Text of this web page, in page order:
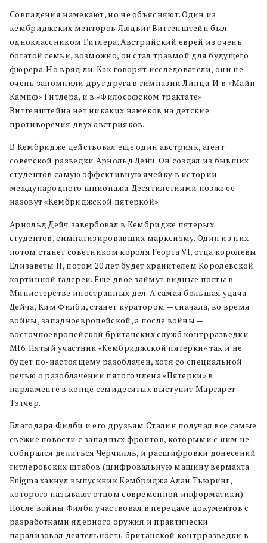
Совпадения намекают, но не объясняют. Один из
кембриджских менторов Людвиг Витгенштейн был
одноклассником Гитлера. Австрийский еврей из очень
богатой семьи, возможно, он стал травмой для будущего
фюрера. Но вряд ли. Как говорят исследователи, они не
очень запомнили друг друга в гимназии Линца. И в «Майн
Кампф» Гитлера, и в «Философском трактате»
Витгенштейна нет никаких намеков на детские
противоречия двух австрияков.
В Кембридже действовал еще один австрияк, агент
советской разведки Арнольд Дейч. Он создал из бывших
студентов самую эффективную ячейку в истории
международного шпионажа. Десятилетиями позже ее
назовут «Кембриджской пятеркой».
Арнольд Дейч завербовал в Кембридже пятерых
студентов, симпатизировавших марксизму. Один из них
потом станет советником короля Георга VI, отца королевы
Елизаветы II, потом 20 лет будет хранителем Королевской
картинной галереи. Еще двое займут видные посты в
Министерстве иностранных дел. А самая большая удача
Дейча, Ким Филби, станет куратором — сначала, во время
войны, западноевропейской, а после войны —
восточноевропейской британских служб контрразведки
MI6. Пятый участник «Кембриджской пятерки» так и не
будет по-настоящему разоблачен, хотя со специальной
речью о разоблачении пятого члена «Пятерки» в
парламенте в конце семидесятых выступит Маргарет
Тэтчер.
Благодаря Филби и его друзьям Сталин получал все самые
свежие новости с западных фронтов, которыми с ним не
собирался делиться Черчилль, и расшифровки донесений
гитлеровских штабов (шифровальную машину вермахта
Enigma хакнул выпускник Кембриджа Алан Тьюринг,
которого называют отцом современной информатики).
После войны Филби участвовал в передаче документов с
разработками ядерного оружия и практически
парализовал деятельность британской контрразведки в